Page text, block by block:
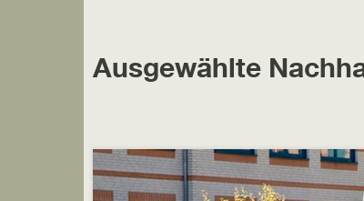
Ausgewählte